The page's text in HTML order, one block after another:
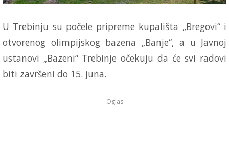
U Trebinju su počele pripreme kupališta „Bregovi“ i
otvorenog olimpijskog bazena „Banje“, a u Javnoj
ustanovi „Bazeni“ Trebinje očekuju da će svi radovi
biti završeni do 15. juna.
Oglas